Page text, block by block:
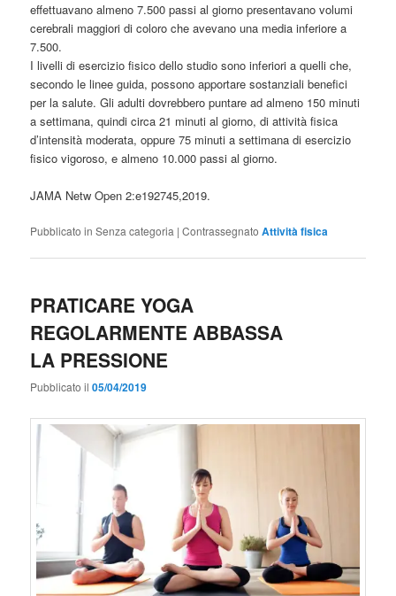
effettuavano almeno 7.500 passi al giorno presentavano volumi
cerebrali maggiori di coloro che avevano una media inferiore a
7.500.
I livelli di esercizio fisico dello studio sono inferiori a quelli che,
secondo le linee guida, possono apportare sostanziali benefici
per la salute. Gli adulti dovrebbero puntare ad almeno 150 minuti
a settimana, quindi circa 21 minuti al giorno, di attività fisica
d’intensità moderata, oppure 75 minuti a settimana di esercizio
fisico vigoroso, e almeno 10.000 passi al giorno.
JAMA Netw Open 2:e192745,2019.
Pubblicato in Senza categoria |Contrassegnato Attività fisica
PRATICARE YOGA
REGOLARMENTE ABBASSA
LA PRESSIONE
Pubblicato il05/04/2019